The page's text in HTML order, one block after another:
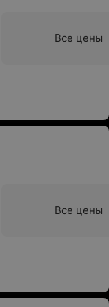
Все цены
Все цены